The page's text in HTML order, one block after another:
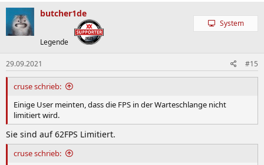
k
t
i
o
n
:
butcher1de
Legende
System
29.09.2021 #15
cruse schrieb:
Einige User meinten, dass die FPS in der Warteschlange nicht
limitiert wird.
Sie sind auf 62FPS Limitiert.
cruse schrieb: